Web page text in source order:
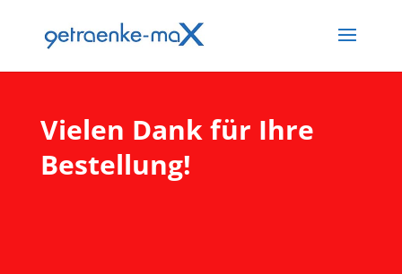
Vielen Dank für Ihre
Bestellung!